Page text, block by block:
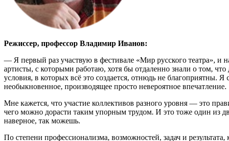
Режиссер, профессор Владимир Иванов:
— Я первый раз участвую в фестивале «Мир русского театра», и
артисты, с которыми работаю, хотя бы отдаленно знали о том,
условия, в которых всё это создается, отнюдь не благоприятны.
необыкновенное, производящее просто невероятное впечатление.
Мне кажется, что участие коллективов разного уровня — это
чего можно дорасти таким упорным трудом. И это тоже один из
наверное, так можешь.
По степени профессионализма, возможностей, задач и